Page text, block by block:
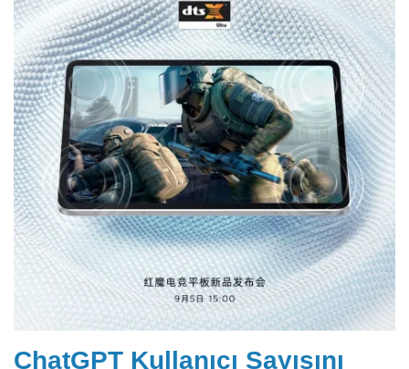
ChatGPT Kullanıcı Sayısını